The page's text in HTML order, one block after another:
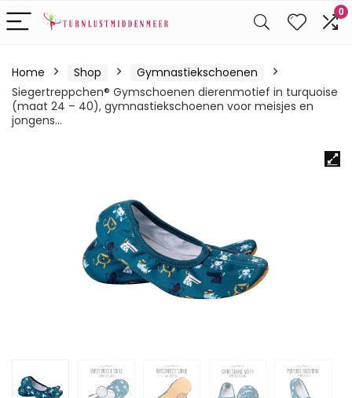
0
Home Shop
Gymnastiekschoenen
Siegertreppchen® Gymschoenen dierenmotief in turquoise
(maat 24 – 40), gymnastiekschoenen voor meisjes en
jongens…